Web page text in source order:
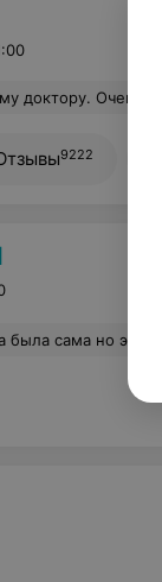
своего доктора, и мне в этом очень повезло! И вдвойне повезло с тем что
9222
в платке, мужа пустили на второй день и даже дали ему